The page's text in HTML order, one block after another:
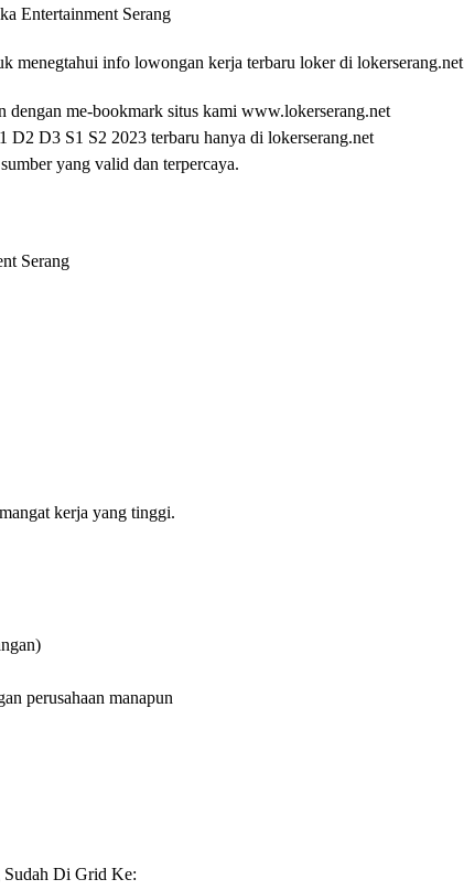
Entertainment Serang
menegtahui info lowongan kerja terbaru loker di lokerserang.net
dengan me-bookmark situs kami www.lokerserang.net
D3 S1 S2 2023 terbaru hanya di lokerserang.net
yang valid dan terpercaya.
Serang
kerja yang tinggi.
perusahaan manapun
Di Grid Ke: